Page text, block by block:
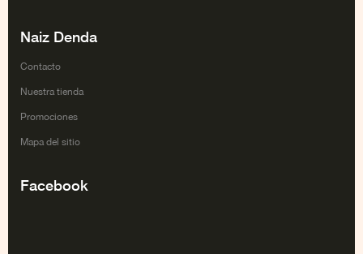
Naiz Denda
Contacto
Nuestra tienda
Promociones
Mapa del sitio
Facebook